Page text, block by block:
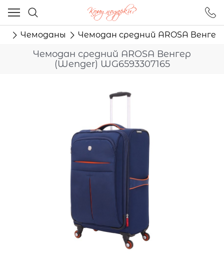
Чемоданы Чемодан средний AROSA Венгер
Чемодан средний AROSA Венгер
(Wenger) WG6593307165
Ваш город - Москва,
угадали?
ДА НЕТ